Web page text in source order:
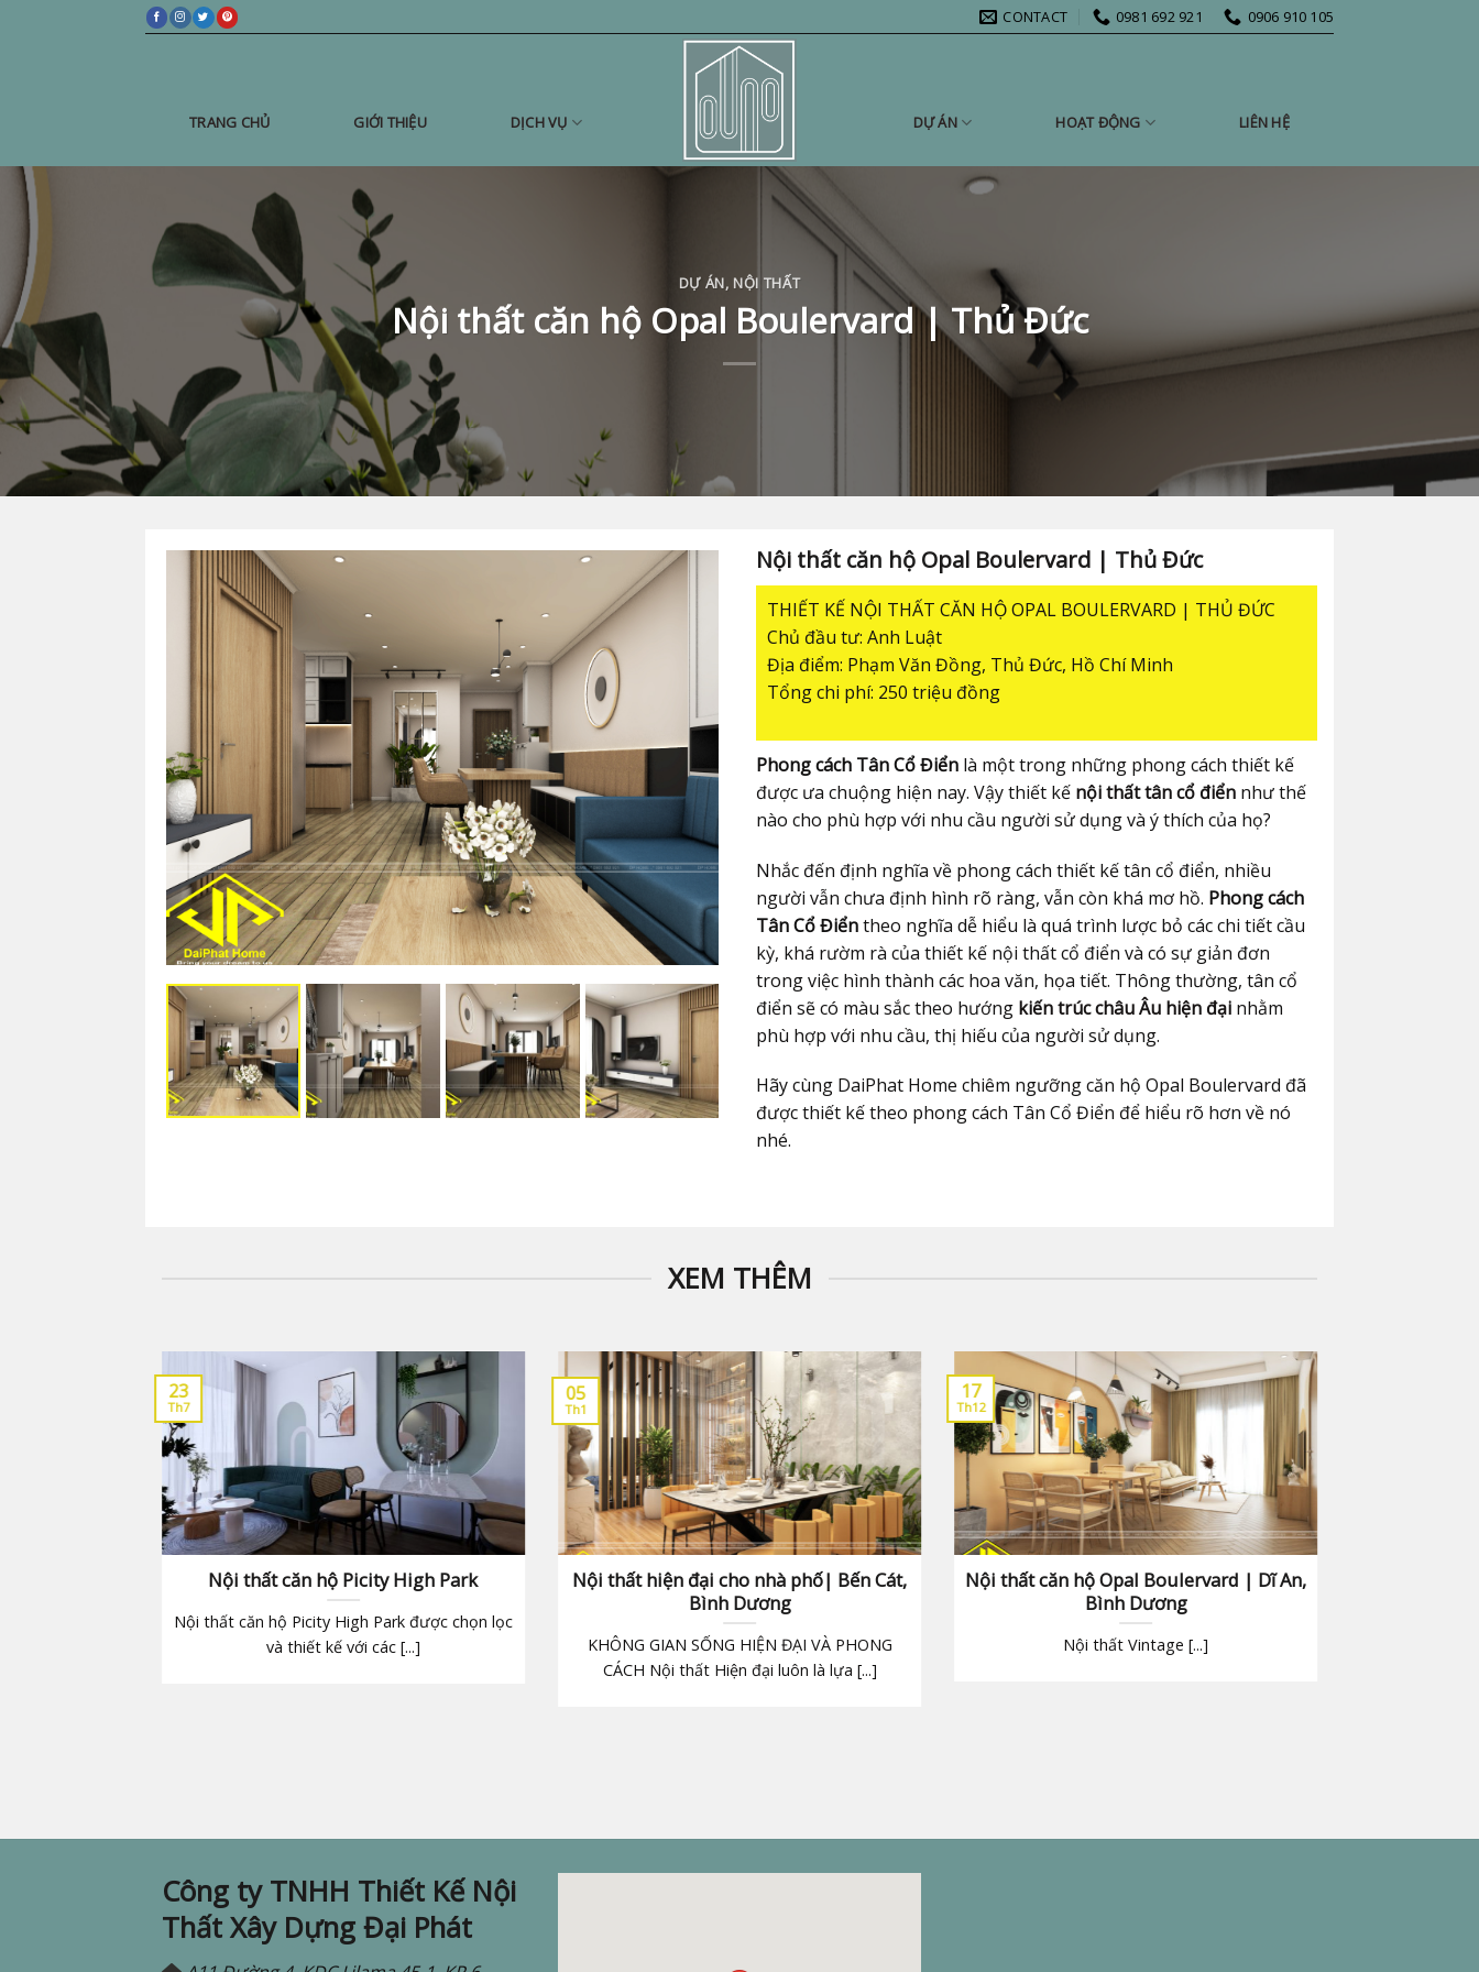
CONTACT 0981 692 921 0906 910 105
TRANG CHỦ GIỚI THIỆU DỊCH VỤ DỰ ÁN HOẠT ĐỘNG LIÊN HỆ
DỰ ÁN, NỘI THẤT
Nội thất căn hộ Opal Boulervard | Thủ Đức
Nội thất căn hộ Opal Boulervard | Thủ Đức
THIẾT KẾ NỘI THẤT CĂN HỘ OPAL BOULERVARD | THỦ ĐỨC
Chủ đầu tư: Anh Luật
Địa điểm: Phạm Văn Đồng, Thủ Đức, Hồ Chí Minh
Tổng chi phí: 250 triệu đồng
Phong cách Tân Cổ Điển là một trong những phong cách thiết kế
được ưa chuộng hiện nay. Vậy thiết kế nội thất tân cổ điển như thế
nào cho phù hợp với nhu cầu người sử dụng và ý thích của họ?
Nhắc đến định nghĩa về phong cách thiết kế tân cổ điển, nhiều
người vẫn chưa định hình rõ ràng, vẫn còn khá mơ hồ. Phong cách
Tân Cổ Điểntheo nghĩa dễ hiểu là quá trình lược bỏ các chi tiết cầu
kỳ, khá rườm rà của thiết kế nội thất cổ điển và có sự giản đơn
trong việc hình thành các hoa văn, họa tiết. Thông thường, tân cổ
điển sẽ có màu sắc theo hướng kiến trúc châu Âu hiện đại nhằm
phù hợp với nhu cầu, thị hiếu của người sử dụng.
Hãy cùng DaiPhat Home chiêm ngưỡng căn hộ Opal Boulervard đã
được thiết kế theo phong cách Tân Cổ Điển để hiểu rõ hơn về nó
nhé.
XEM THÊM
Nội thất căn hộ Picity High Park
Nội thất căn hộ Picity High Park được chọn lọc
và thiết kế với các [...]
23
Th7
Nội thất hiện đại cho nhà phố| Bến Cát,
Bình Dương
KHÔNG GIAN SỐNG HIỆN ĐẠI VÀ PHONG
CÁCH Nội thất Hiện đại luôn là lựa [...]
05
Th1
Nội thất căn hộ Opal Boulervard | Dĩ An,
Bình Dương
Nội thất Vintage [...]
17
Th12
Công ty TNHH Thiết Kế Nội
Thất Xây Dựng Đại Phát